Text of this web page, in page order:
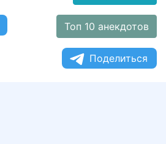
Топ 10 анекдотов
Поделиться